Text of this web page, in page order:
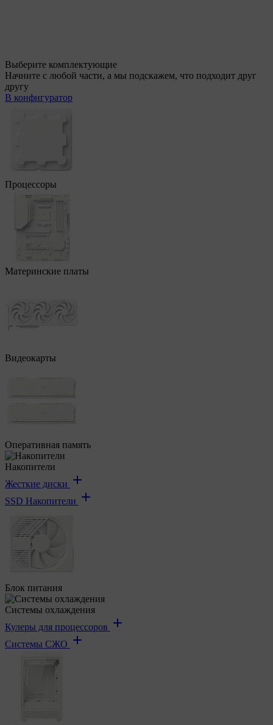
Выберите комплектующие
Начните с любой части, а мы подскажем, что подходит друг
другу
В конфигуратор
Процессоры
Материнские платы
Видеокарты
Оперативная память
Накопители
Жесткие диски
SSD Накопители
Блок питания
Системы охлаждения
Кулеры для процессоров
Системы СЖО